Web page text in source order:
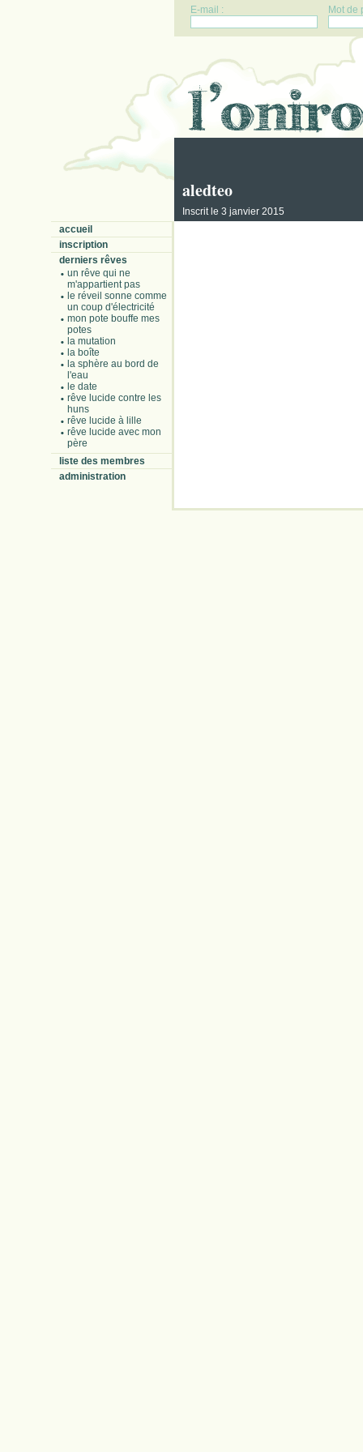
E-mail : Mot de
aledteo
Inscrit le 3 janvier 2015
accueil
inscription
derniers rêves
un rêve qui ne
m'appartient pas
le réveil sonne comme
un coup d'électricité
mon pote bouffe mes
potes
la mutation
la boîte
la sphère au bord de
l'eau
le date
rêve lucide contre les
huns
rêve lucide à lille
rêve lucide avec mon
père
liste des membres
administration